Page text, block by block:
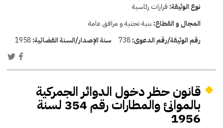
نوع الوثيقة: قرارات رئاسية
المجال و القطاع: بنية تحتية و مرافق عامة
رقم الوثيقة/رقم الدعوى:738 سنة الإصدار/السنة القضائية:1958
قانون حظر دخول الدوائر الجمركية
بالموانئ والمطارات رقم 354 لسنة
1956